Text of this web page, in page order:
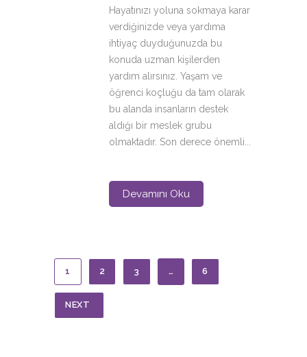
Hayatınızı yoluna sokmaya karar
verdiğinizde veya yardıma
ihtiyaç duyduğunuzda bu
konuda uzman kişilerden
yardım alırsınız. Yaşam ve
öğrenci koçluğu da tam olarak
bu alanda insanların destek
aldığı bir meslek grubu
olmaktadır. Son derece önemli...
Devamını Oku
1 2 3 … 6
NEXT